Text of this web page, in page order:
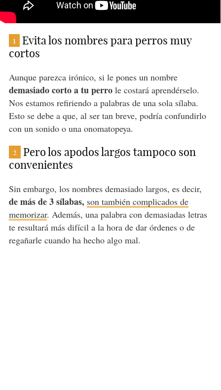
1
Evita los nombres para perros muy
cortos
Aunque parezca irónico, si le pones un nombre
demasiado corto a tu perrole costará aprendérselo.
Nos estamos refiriendo a palabras de una sola sílaba.
Esto se debe a que, al ser tan breve, podría confundirlo
con un sonido o una onomatopeya.
2
Pero los apodos largos tampoco son
convenientes
Sin embargo, los nombres demasiado largos, es decir,
de más de 3 sílabas, son también complicados de
memorizar. Además, una palabra con demasiadas letras
te resultará más difícil a la hora de dar órdenes o de
regañarle cuando ha hecho algo mal.